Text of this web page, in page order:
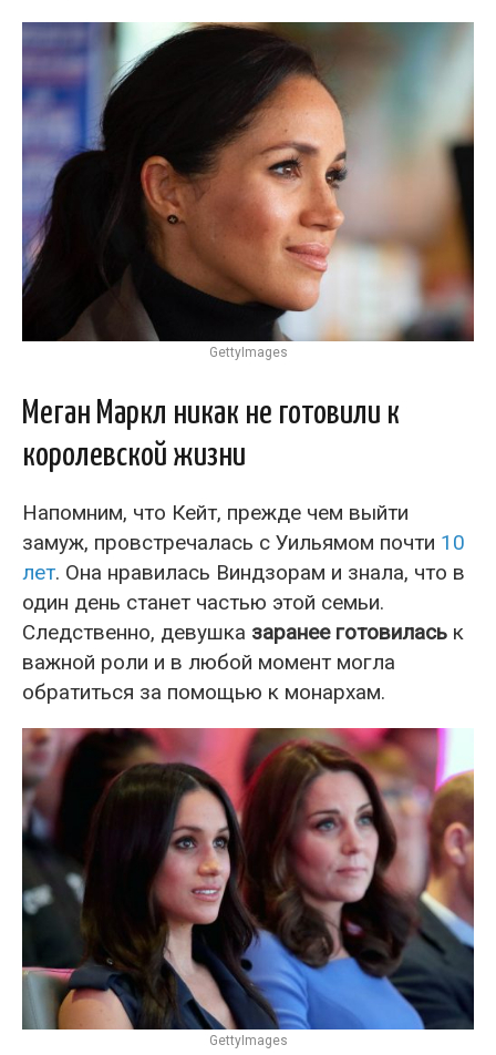
GettyImages
Меган Маркл никак не готовили к
королевской жизни
Напомним, что Кейт, прежде чем выйти
замуж, провстречалась с Уильямом почти 10
лет. Она нравилась Виндзорам и знала, что в
один день станет частью этой семьи.
Следственно, девушка заранее готовилась к
важной роли и в любой момент могла
обратиться за помощью к монархам.
GettyImages